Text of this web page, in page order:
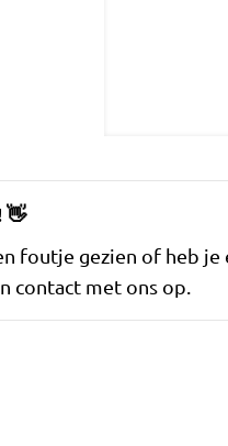
👋
foutje gezien of heb
contact met ons op.